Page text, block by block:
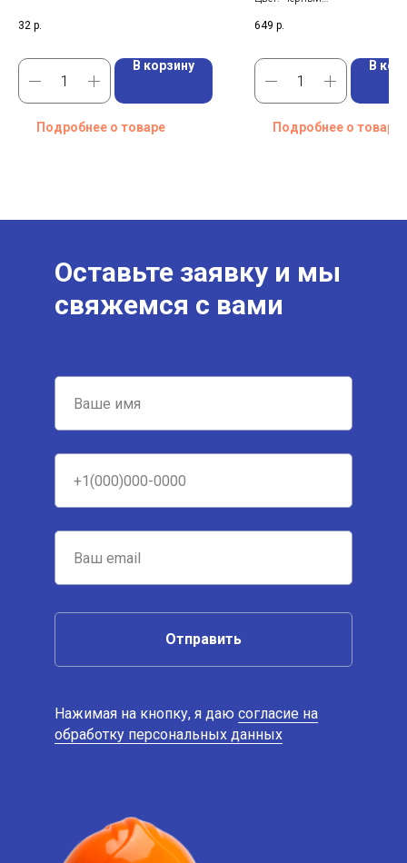
32 р.
В корзину
Подробнее о товаре
649 р.
В
Подробнее о товаре
Оставьте заявку и мы
свяжемся с вами
Отправить
Нажимая на кнопку, я даю согласие на
обработку персональных данных